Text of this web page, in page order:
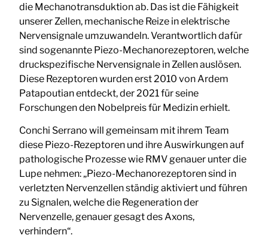
die Mechanotransduktion ab. Das ist die Fähigkeit
unserer Zellen, mechanische Reize in elektrische
Nervensignale umzuwandeln. Verantwortlich dafür
sind sogenannte Piezo-Mechanorezeptoren, welche
druckspezifische Nervensignale in Zellen auslösen.
Diese Rezeptoren wurden erst 2010 von Ardem
Patapoutian entdeckt, der 2021 für seine
Forschungen den Nobelpreis für Medizin erhielt.
Conchi Serrano will gemeinsam mit ihrem Team
diese Piezo-Rezeptoren und ihre Auswirkungen auf
pathologische Prozesse wie RMV genauer unter die
Lupe nehmen: „Piezo-Mechanorezeptoren sind in
verletzten Nervenzellen ständig aktiviert und führen
zu Signalen, welche die Regeneration der
Nervenzelle, genauer gesagt des Axons,
verhindern“.